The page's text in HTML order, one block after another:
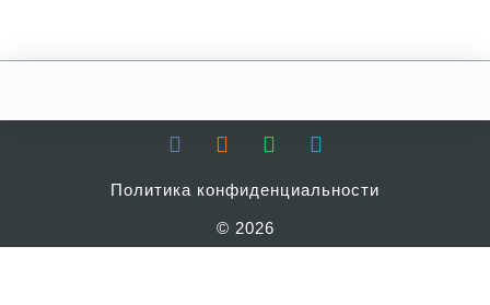
© 2026
Политика конфиденциальности